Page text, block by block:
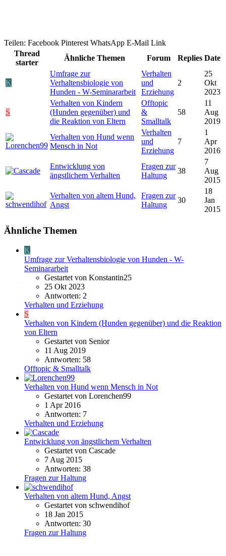
Teilen: Facebook Pinterest WhatsApp E-Mail Link
Thread
starter
Ähnliche Themen Forum Replies Date
K
Umfrage zur
Verhaltensbiologie von
Hunden - W-Seminararbeit
Verhalten
und
Erziehung
2
25
Okt
2023
S
Verhalten von Kindern
(Hunden gegenüber) und
die Reaktion von Eltern
Offtopic
&
Smalltalk
58
11
Aug
2019
Verhalten von Hund wenn
Mensch in Not
Verhalten
und
Erziehung
7
1
Apr
2016
Entwicklung von
ängstlichem Verhalten
Fragen zur
Haltung
38
7
Aug
2015
Verhalten von altem Hund,
Angst
Fragen zur
Haltung
30
18
Jan
2015
Ähnliche Themen
K
Umfrage zur Verhaltensbiologie von Hunden - W-
Seminararbeit
Gestartet von Konstantin25
25 Okt 2023
Antworten: 2
Verhalten und Erziehung
S
Verhalten von Kindern (Hunden gegenüber) und die Reaktion
von Eltern
Gestartet von Senior
11 Aug 2019
Antworten: 58
Offtopic & Smalltalk
Verhalten von Hund wenn Mensch in Not
Gestartet von Lorenchen99
1 Apr 2016
Antworten: 7
Verhalten und Erziehung
Entwicklung von ängstlichem Verhalten
Gestartet von Cascade
7 Aug 2015
Antworten: 38
Fragen zur Haltung
Verhalten von altem Hund, Angst
Gestartet von schwendihof
18 Jan 2015
Antworten: 30
Fragen zur Haltung